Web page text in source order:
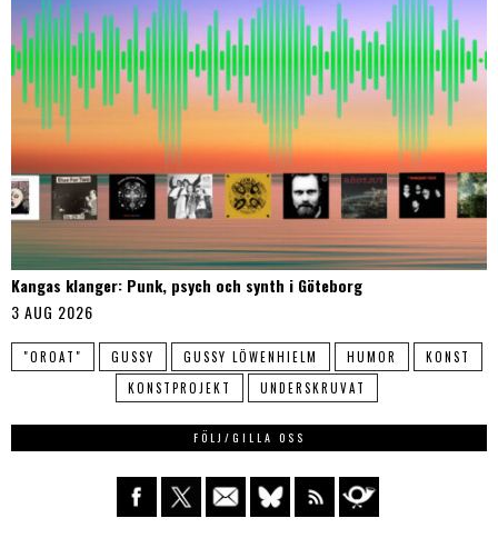
Kangas klanger: Punk, psych och synth i Göteborg
3 AUG 2026
"OROAT" GUSSY GUSSY LÖWENHIELM HUMOR
KONST
KONSTPROJEKT
UNDERSKRUVAT
FÖLJ/GILLA OSS